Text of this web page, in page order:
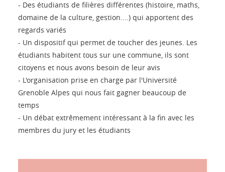
- Des étudiants de filières différentes (histoire, maths,
domaine de la culture, gestion....) qui apportent des
regards variés
- Un dispositif qui permet de toucher des jeunes. Les
étudiants habitent tous sur une commune, ils sont
citoyens et nous avons besoin de leur avis
- L'organisation prise en charge par l'Université
Grenoble Alpes qui nous fait gagner beaucoup de
temps
- Un débat extrêmement intéressant à la fin avec les
membres du jury et les étudiants